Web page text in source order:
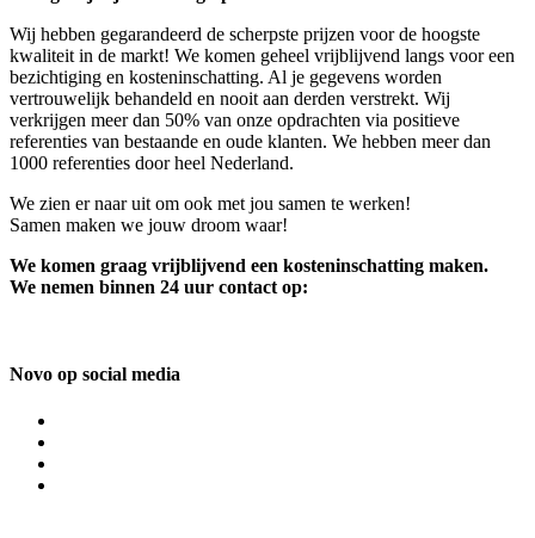
Wij hebben gegarandeerd de scherpste prijzen voor de hoogste
kwaliteit in de markt! We komen geheel vrijblijvend langs voor een
bezichtiging en kosteninschatting. Al je gegevens worden
vertrouwelijk behandeld en nooit aan derden verstrekt. Wij
verkrijgen meer dan 50% van onze opdrachten via positieve
referenties van bestaande en oude klanten. We hebben meer dan
1000 referenties door heel Nederland.
We zien er naar uit om ook met jou samen te werken!
Samen maken we jouw droom waar!
We komen graag vrijblijvend een kosteninschatting maken.
We nemen binnen 24 uur contact op:
Novo op social media